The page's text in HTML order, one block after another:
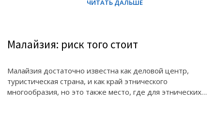
Малайзия: риск того стоит
Малайзия достаточно известна как деловой центр,
туристическая страна, и как край этнического
многообразия, но это также место, где для этнических…